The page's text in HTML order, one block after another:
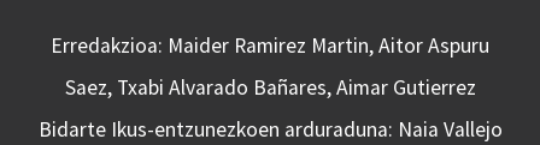
Erredakzioa: Maider Ramirez Martin, Aitor Aspuru
Saez, Txabi Alvarado Bañares, Aimar Gutierrez
Bidarte Ikus-entzunezkoen arduraduna: Naia Vallejo